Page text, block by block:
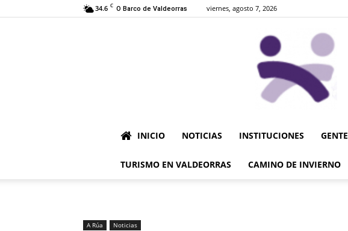
34.6 C O Barco de Valdeorras viernes, agosto 7, 2026
INICIO NOTICIAS INSTITUCIONES GENTE
TURISMO EN VALDEORRAS CAMINO DE INVIERNO
A Rúa Noticias